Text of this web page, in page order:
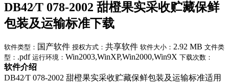
DB42∕T 078-2002 甜橙果实采收贮藏保鲜
包装及运输标准下载
软件类型： 国产软件 授权方式： 共享软件 软件大小： 2.92 MB 文件类
型： .pdf 运行环境： Win2003,WinXP,Win2000,Win9X 下载次数：
软件介绍
DB42∕T 078-2002 甜橙果实采收贮藏保鲜包装及运输标准适用